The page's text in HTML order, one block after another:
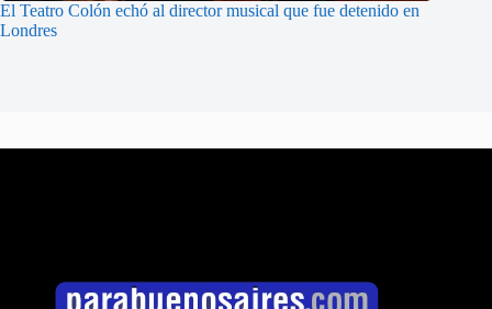
El Teatro Colón echó al director musical que fue detenido en
Londres